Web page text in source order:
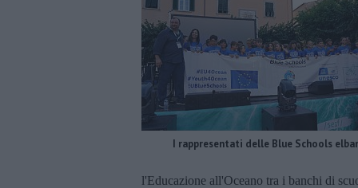
I rappresentati delle Blue Schools
l'Educazione all'Oceano tra i banchi di